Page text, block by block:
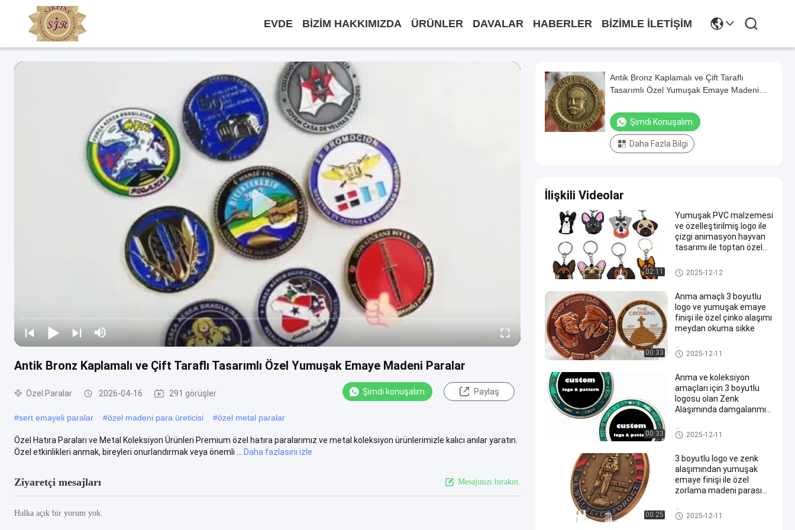
EVDE BIZIM HAKKIMIZDA ÜRÜNLER DAVALAR HABERLER BIZIMLE İLETIŞIM
Antik Bronz Kaplamalı ve Çift Taraflı Tasarımlı Özel Yumuşak Emaye Madeni Paralar
Özel Paralar 2026-04-16 291 görüşler Şimdi konuşalım. Paylaş
#sert emayeli paralar #özel madeni para üreticisi #özel metal paralar
Özel Hatıra Paraları ve Metal Koleksiyon Ürünleri Premium özel hatıra paralarımız ve metal koleksiyon ürünlerimizle kalıcı anılar yaratın.
Özel etkinlikleri anmak, bireyleri onurlandırmak veya önemli ...
Daha fazlasını izle
Ziyaretçi mesajları Mesajınızı bırakın.
Halka açık bir yorum yok.
Antik Bronz Kaplamalı ve Çift Taraflı
Tasarımlı Özel Yumuşak Emaye Madeni
Şimdi Konuşalım.
Daha Fazla Bilgi
İlişkili Videolar
02:11
Yumuşak PVC malzemesi
ve özelleştirilmiş logo ile
çizgi animasyon hayvan
tasarımı ile toptan özel
özel anahtarlık
2025-12-12
00:33
Anma amaçlı 3 boyutlu
logo ve yumuşak emaye
finişi ile özel çinko alaşımı
meydan okuma sikke
Özel Paralar
2025-12-11
00:33
Anma ve koleksiyon
amaçları için 3 boyutlu
logosu olan Zenk
Alaşımında damgalanmış
madeni parası
Özel Paralar
2025-12-11
00:25
3 boyutlu logo ve zenk
alaşımından yumuşak
emaye finişi ile özel
zorlama madeni parası
Özel Paralar
2025-12-11